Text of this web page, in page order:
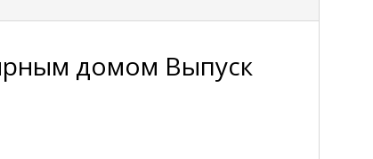
домом Выпуск